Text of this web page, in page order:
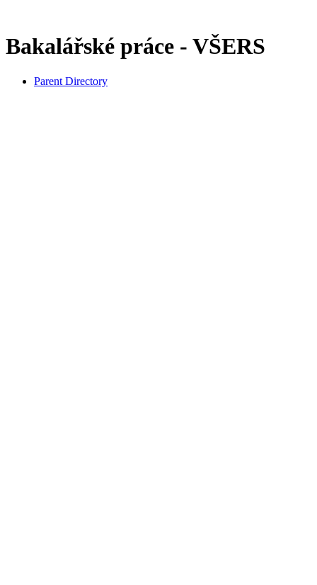
Bakalářské práce - VŠERS
Parent Directory